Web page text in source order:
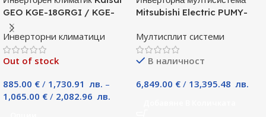
GEO KGE-18GRGI / KGE-
18GRGO, 18000 BTU, Клас
A++
Инверторни климатици
Out of stock
885.00 € / 1,730.91 лв. –
1,065.00 € / 2,082.96 лв.
Mitsubishi Electric PUMY-
Мултисплит системи
В наличност
6,849.00 € / 13,395.48 лв.